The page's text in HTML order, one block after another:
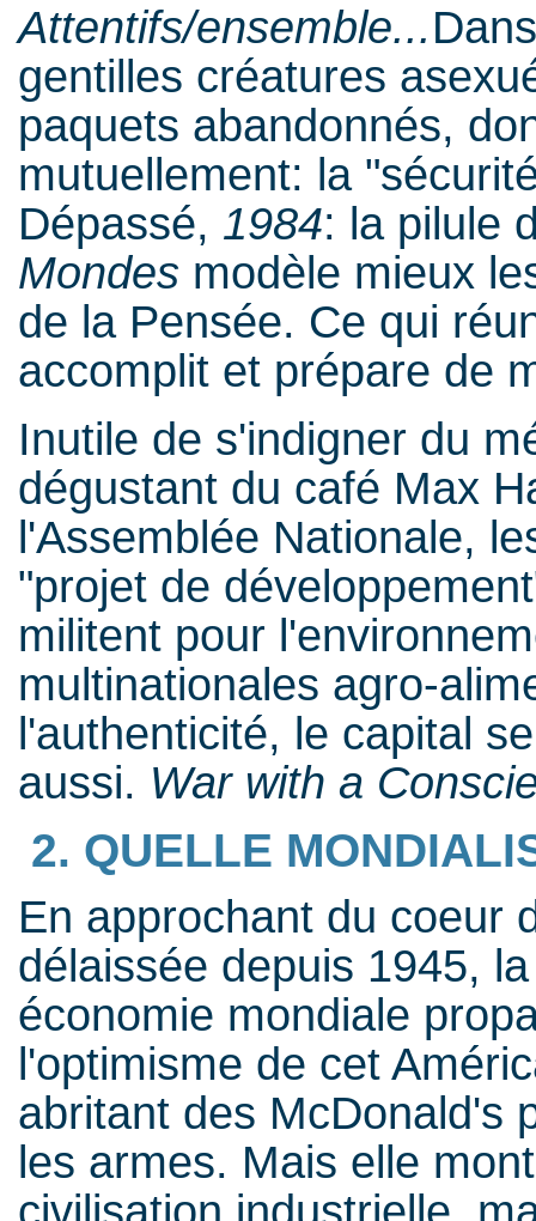
Attentifs/ensemble...
gentilles créatures
paquets abandonnés,
mutuellement: la
Dépassé, 1984: la pilule
Mondes modèle mieux
de la Pensée. Ce qui
accomplit et prépare de
Inutile de s'indigner du
dégustant du café Max
l'Assemblée Nationale,
"projet de
militent pour
multinationales agro-
l'authenticité, le capital
aussi. War with a
2. QUELLE
En approchant du coeur
délaissée depuis 1945,
économie mondiale
l'optimisme de cet
abritant des McDonald's
les armes. Mais elle